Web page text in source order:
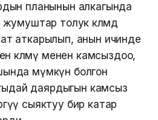
планынын алкагында
толук көлөмдө
аткарылып, анын ичинде
көлөмү менен камсыздоо,
мүмкүн болгон
даярдыгын камсыз
сыяктуу бир катар